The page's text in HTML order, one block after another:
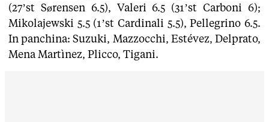
(27’st Sørensen 6.5), Valeri 6.5 (31’st Carboni 6);
Mikolajewski 5.5 (1’st Cardinali 5.5), Pellegrino 6.5.
In panchina: Suzuki, Mazzocchi, Estévez, Delprato,
Mena Martìnez, Plicco, Tigani.